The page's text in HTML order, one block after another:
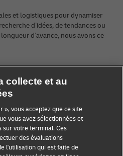
et logistiques pour dynamiser
d’idées, de tendances ou
d’avance, nous avons ce
Entreprises
À propos de DHL
Nous contacter
Presse
collecte et au
», vous acceptez que ce site
vous avez sélectionnées et
sur votre terminal. Ces
des évaluations
l'utilisation qui est faite de